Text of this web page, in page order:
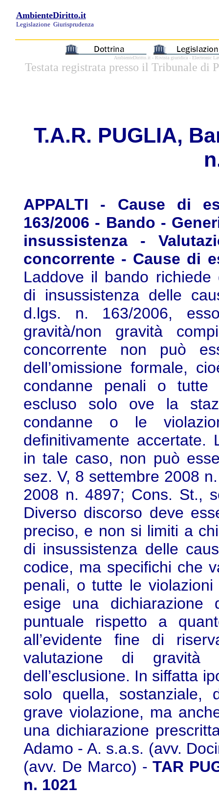
AmbienteDiritto.it
Legislazione Giurisprudenza
AmbienteDiritto.it - Rivista giuridica - Electronic
Testata registrata presso il Tribunale di
T.A.R. PUGLIA,
APPALTI - Cause di
163/2006 - Bando -
insussistenza -
concorrente - Cause di
Laddove il bando richiede
di insussistenza delle
d.lgs. n. 163/2006,
gravità/non gravità
concorrente non può
dell’omissione formale,
condanne penali o tutte
escluso solo ove la
condanne o le
definitivamente accertate.
in tale caso, non può
sez. V, 8 settembre 2008
2008 n. 4897; Cons. St.,
Diverso discorso deve
preciso, e non si limiti a
di insussistenza delle
codice, ma specifichi che
penali, o tutte le
esige una
puntuale rispetto a
all’evidente fine di
valutazione di
dell’esclusione. In siffatta
solo quella, sostanziale,
grave violazione, ma
una dichiarazione
Adamo - A. s.a.s. (avv.
(avv. De Marco) -TAR
n. 1021